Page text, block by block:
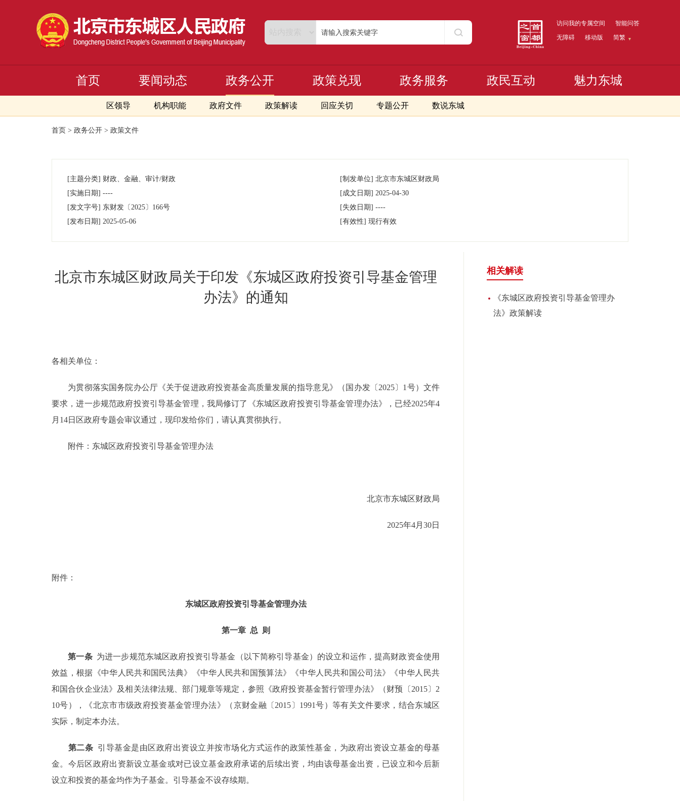
访问我的专属空间
智能问答
无障碍
移动版 简繁
首页 要闻动态 政务公开
区领导 机构职能 政府文件 政策解读 回应关切 专题公开 数说东城
政策兑现 政务服务 政民互动 魅力东城
首页 > 政务公开 > 政策文件
[主题分类] 财政、金融、审计/财政 [制发单位] 北京市东城区财政局
[实施日期] ---- [成文日期] 2025-04-30
[发文字号] 东财发 〔2025〕 166号 [失效日期] ----
[发布日期] 2025-05-06 [有效性] 现行有效
北京市东城区财政局关于印发《东城区政府投资引导基金管理
办法》的通知
各相关单位：
为贯彻落实国务院办公厅《关于促进政府投资基金高质量发展的指导意见》（国办发〔2025〕1号）文件
要求，进一步规范政府投资引导基金管理，我局修订了《东城区政府投资引导基金管理办法》，已经2025年4
月14日区政府专题会审议通过，现印发给你们，请认真贯彻执行。
附件：东城区政府投资引导基金管理办法
北京市东城区财政局
2025年4月30日
附件：
东城区政府投资引导基金管理办法
第一章 总 则
第一条为进一步规范东城区政府投资引导基金（以下简称引导基金）的设立和运作，提高财政资金使用
效益，根据《中华人民共和国民法典》《中华人民共和国预算法》《中华人民共和国公司法》《中华人民共
和国合伙企业法》及相关法律法规、部门规章等规定，参照《政府投资基金暂行管理办法》（财预〔2015〕2
10号），《北京市市级政府投资基金管理办法》（京财金融〔2015〕1991号）等有关文件要求，结合东城区
实际，制定本办法。
第二条 引导基金是由区政府出资设立并按市场化方式运作的政策性基金，为政府出资设立基金的母基
金。今后区政府出资新设立基金或对已设立基金政府承诺的后续出资，均由该母基金出资，已设立和今后新
设立和投资的基金均作为子基金。引导基金不设存续期。
相关解读
《东城区政府投资引导基金管理办
法》政策解读